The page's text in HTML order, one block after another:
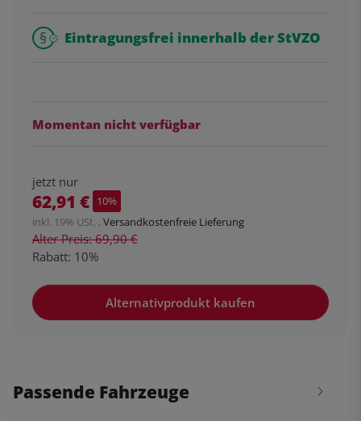
Eintragungsfrei innerhalb der StVZO
Momentan nicht verfügbar
jetzt nur
62,91 € 10%
inkl. 19% USt. , Versandkostenfreie Lieferung
Alter Preis: 69,90 €
Rabatt: 10%
Alternativprodukt kaufen
Passende Fahrzeuge